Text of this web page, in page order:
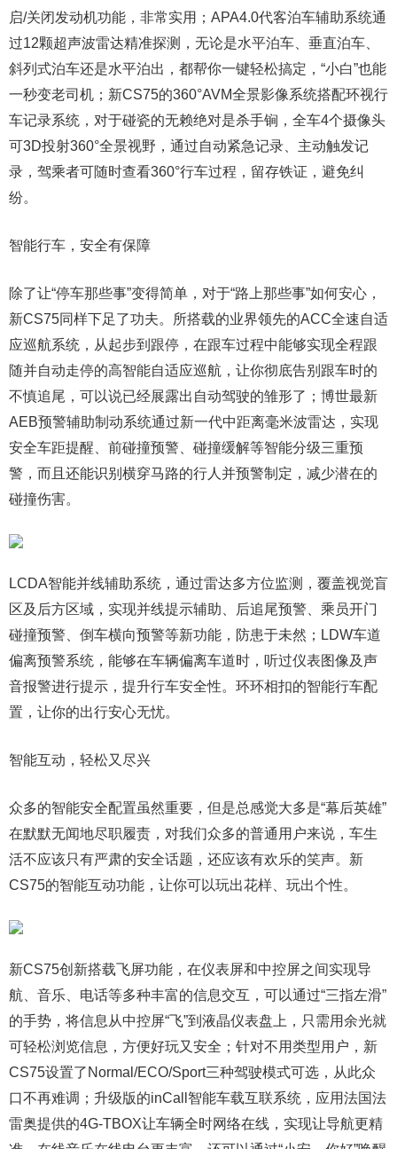
启/关闭发动机功能，非常实用；APA4.0代客泊车辅助系统通
过12颗超声波雷达精准探测，无论是水平泊车、垂直泊车、
斜列式泊车还是水平泊出，都帮你一键轻松搞定，“小白”也能
一秒变老司机；新CS75的360°AVM全景影像系统搭配环视行
车记录系统，对于碰瓷的无赖绝对是杀手锏，全车4个摄像头
可3D投射360°全景视野，通过自动紧急记录、主动触发记
录，驾乘者可随时查看360°行车过程，留存铁证，避免纠
纷。
智能行车，安全有保障
除了让“停车那些事”变得简单，对于“路上那些事”如何安心，
新CS75同样下足了功夫。所搭载的业界领先的ACC全速自适
应巡航系统，从起步到跟停，在跟车过程中能够实现全程跟
随并自动走停的高智能自适应巡航，让你彻底告别跟车时的
不慎追尾，可以说已经展露出自动驾驶的雏形了；博世最新
AEB预警辅助制动系统通过新一代中距离毫米波雷达，实现
安全车距提醒、前碰撞预警、碰撞缓解等智能分级三重预
警，而且还能识别横穿马路的行人并预警制定，减少潜在的
碰撞伤害。
LCDA智能并线辅助系统，通过雷达多方位监测，覆盖视觉盲
区及后方区域，实现并线提示辅助、后追尾预警、乘员开门
碰撞预警、倒车横向预警等新功能，防患于未然；LDW车道
偏离预警系统，能够在车辆偏离车道时，听过仪表图像及声
音报警进行提示，提升行车安全性。环环相扣的智能行车配
置，让你的出行安心无忧。
智能互动，轻松又尽兴
众多的智能安全配置虽然重要，但是总感觉大多是“幕后英雄”
在默默无闻地尽职履责，对我们众多的普通用户来说，车生
活不应该只有严肃的安全话题，还应该有欢乐的笑声。新
CS75的智能互动功能，让你可以玩出花样、玩出个性。
新CS75创新搭载飞屏功能，在仪表屏和中控屏之间实现导
航、音乐、电话等多种丰富的信息交互，可以通过“三指左滑”
的手势，将信息从中控屏“飞”到液晶仪表盘上，只需用余光就
可轻松浏览信息，方便好玩又安全；针对不用类型用户，新
CS75设置了Normal/ECO/Sport三种驾驶模式可选，从此众
口不再难调；升级版的inCall智能车载互联系统，应用法国法
雷奥提供的4G-TBOX让车辆全时网络在线，实现让导航更精